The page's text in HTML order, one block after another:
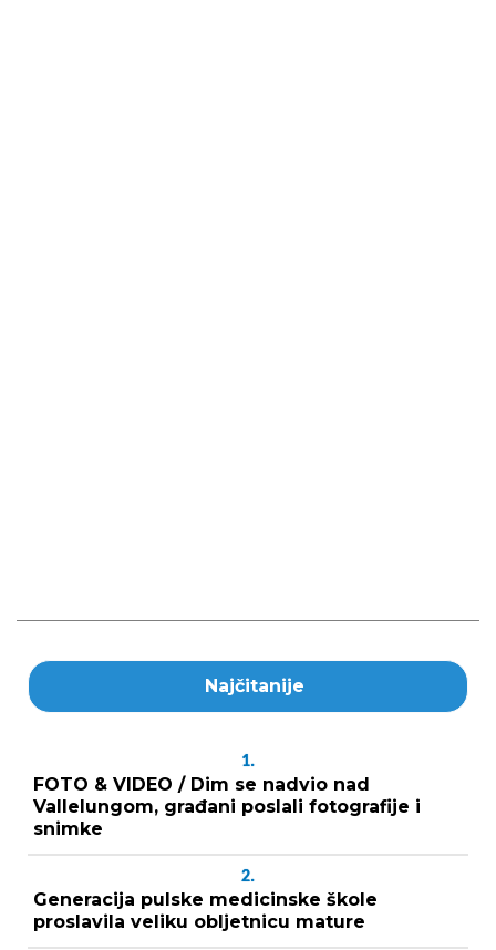
Najčitanije
1.
FOTO & VIDEO / Dim se nadvio nad
Vallelungom, građani poslali fotografije i
snimke
2.
Generacija pulske medicinske škole
proslavila veliku obljetnicu mature